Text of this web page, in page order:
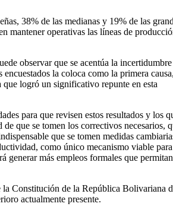
38% de las medianas y 19% de las
mantener operativas las líneas de
observar que se acentúa la incertidumbre
la coloca como la primera
que logró un significativo repunte en esta
para que revisen estos resultados y los
que se tomen los correctivos necesarios,
que se tomen medidas
como único mecanismo viable para
generar más empleos formales que permitan
Constitución de la República Bolivariana
actualmente presente.